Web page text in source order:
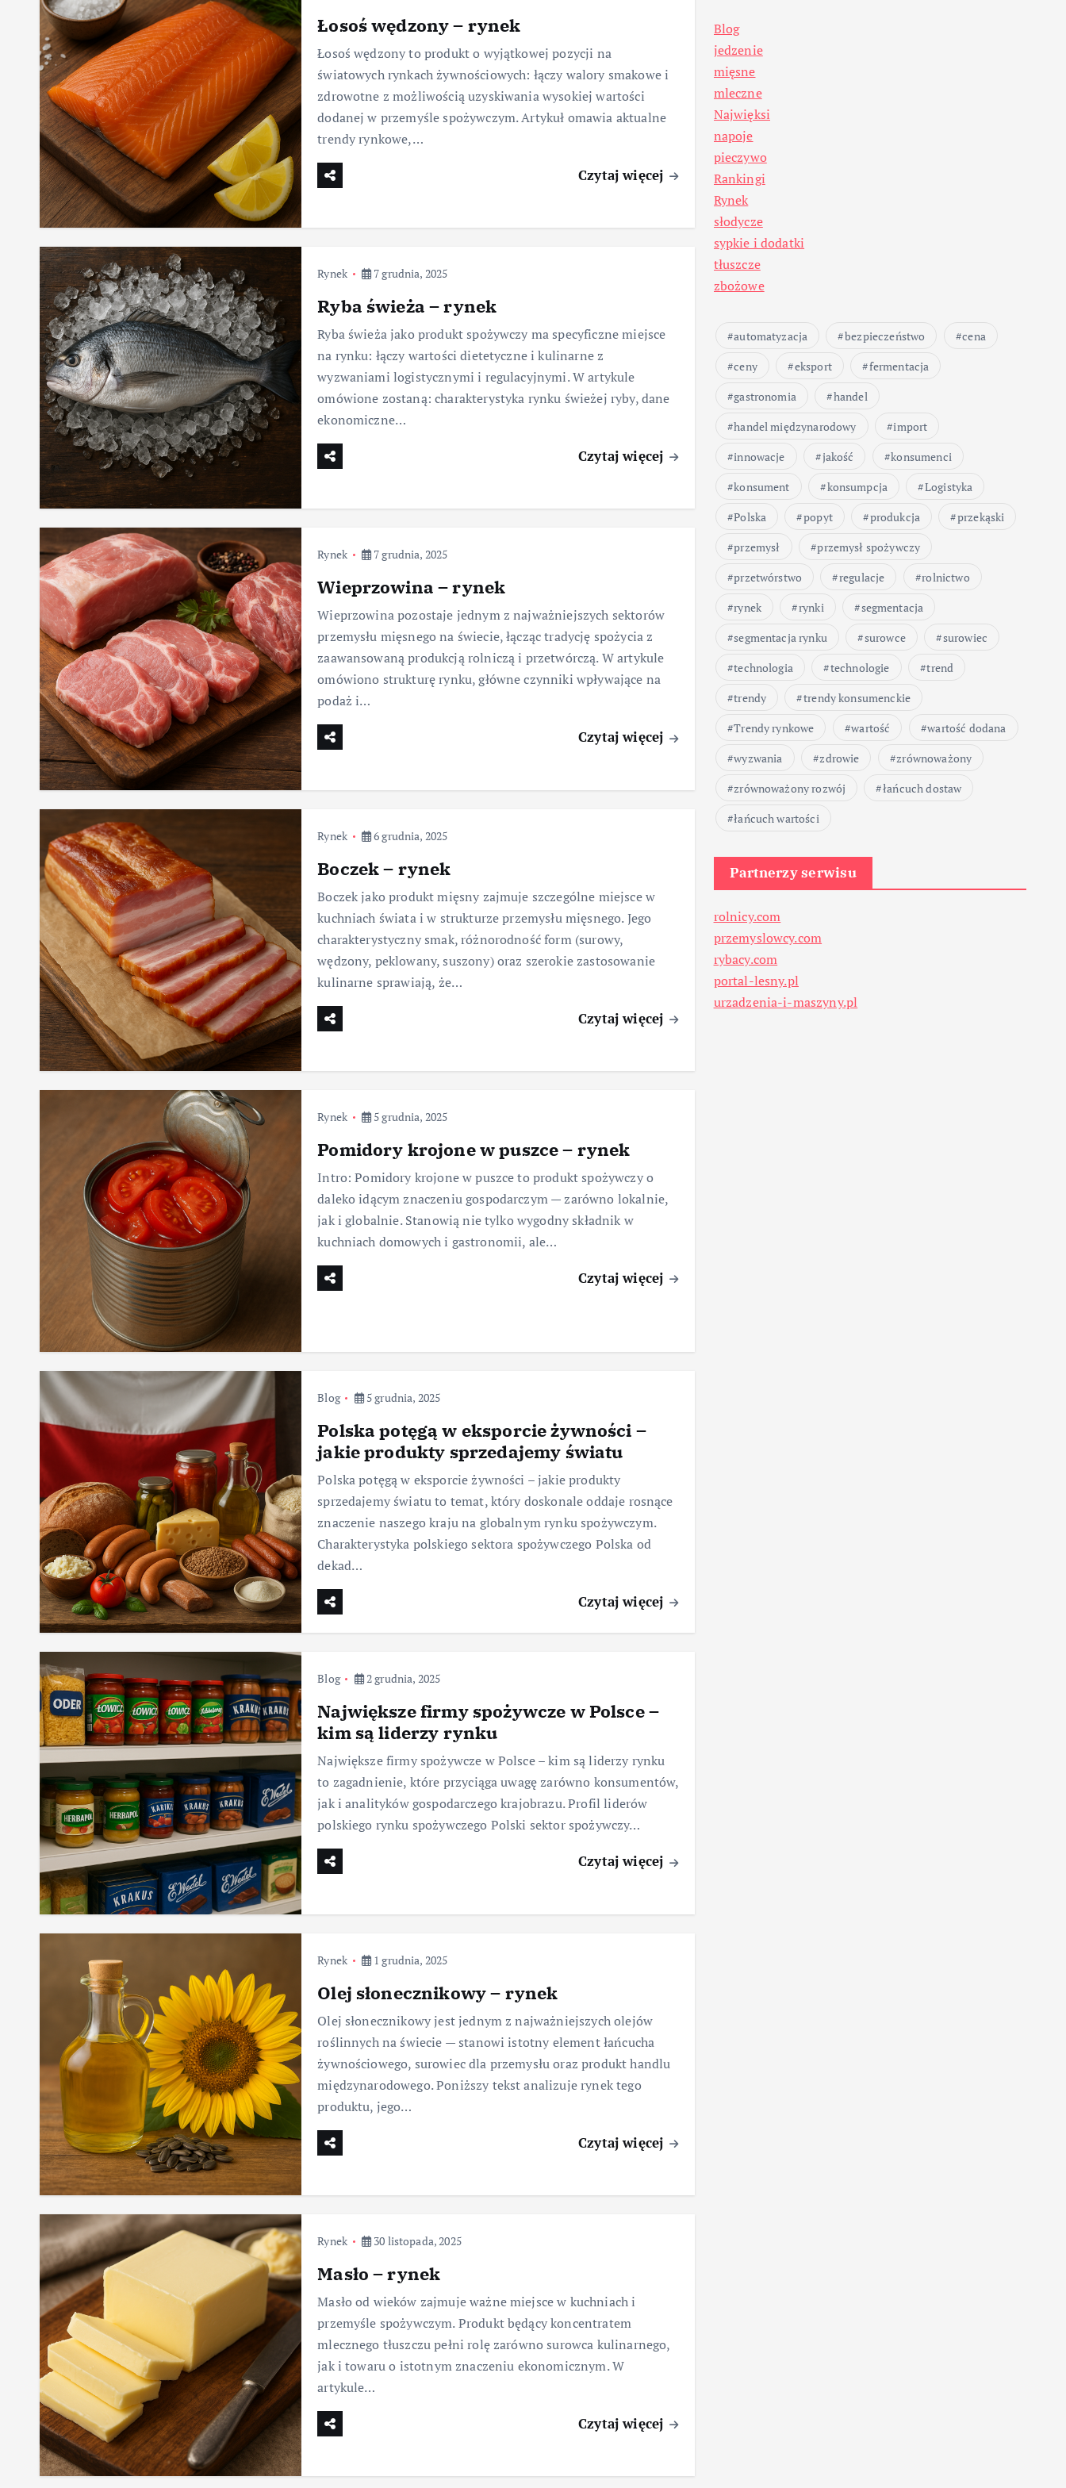
Łosoś wędzony – rynek
Łosoś wędzony to produkt o wyjątkowej pozycji na
światowych rynkach żywnościowych: łączy walory smakowe i
zdrowotne z możliwością uzyskiwania wysokiej wartości
dodanej w przemyśle spożywczym. Artykuł omawia aktualne
trendy rynkowe,…
Czytaj więcej
Rynek 7 grudnia, 2025
Ryba świeża – rynek
Ryba świeża jako produkt spożywczy ma specyficzne miejsce
na rynku: łączy wartości dietetyczne i kulinarne z
wyzwaniami logistycznymi i regulacyjnymi. W artykule
omówione zostaną: charakterystyka rynku świeżej ryby, dane
ekonomiczne…
Czytaj więcej
Rynek 7 grudnia, 2025
Wieprzowina – rynek
Wieprzowina pozostaje jednym z najważniejszych sektorów
przemysłu mięsnego na świecie, łącząc tradycję spożycia z
zaawansowaną produkcją rolniczą i przetwórczą. W artykule
omówiono strukturę rynku, główne czynniki wpływające na
podaż i…
Czytaj więcej
Rynek 6 grudnia, 2025
Boczek – rynek
Boczek jako produkt mięsny zajmuje szczególne miejsce w
kuchniach świata i w strukturze przemysłu mięsnego. Jego
charakterystyczny smak, różnorodność form (surowy,
wędzony, peklowany, suszony) oraz szerokie zastosowanie
kulinarne sprawiają, że…
Czytaj więcej
Rynek 5 grudnia, 2025
Pomidory krojone w puszce – rynek
Intro: Pomidory krojone w puszce to produkt spożywczy o
daleko idącym znaczeniu gospodarczym — zarówno lokalnie,
jak i globalnie. Stanowią nie tylko wygodny składnik w
kuchniach domowych i gastronomii, ale…
Czytaj więcej
Blog 5 grudnia, 2025
Polska potęgą w eksporcie żywności –
jakie produkty sprzedajemy światu
Polska potęgą w eksporcie żywności – jakie produkty
sprzedajemy światu to temat, który doskonale oddaje rosnące
znaczenie naszego kraju na globalnym rynku spożywczym.
Charakterystyka polskiego sektora spożywczego Polska od
dekad…
Czytaj więcej
Blog 2 grudnia, 2025
Największe firmy spożywcze w Polsce –
kim są liderzy rynku
Największe firmy spożywcze w Polsce – kim są liderzy rynku
to zagadnienie, które przyciąga uwagę zarówno konsumentów,
jak i analityków gospodarczego krajobrazu. Profil liderów
polskiego rynku spożywczego Polski sektor spożywczy…
Czytaj więcej
Rynek 1 grudnia, 2025
Olej słonecznikowy – rynek
Olej słonecznikowy jest jednym z najważniejszych olejów
roślinnych na świecie — stanowi istotny element łańcucha
żywnościowego, surowiec dla przemysłu oraz produkt handlu
międzynarodowego. Poniższy tekst analizuje rynek tego
produktu, jego…
Czytaj więcej
Rynek 30 listopada, 2025
Masło – rynek
Masło od wieków zajmuje ważne miejsce w kuchniach i
przemyśle spożywczym. Produkt będący koncentratem
mlecznego tłuszczu pełni rolę zarówno surowca kulinarnego,
jak i towaru o istotnym znaczeniu ekonomicznym. W
artykule…
Czytaj więcej
Blog
jedzenie
mięsne
mleczne
Najwięksi
napoje
pieczywo
Rankingi
Rynek
słodycze
sypkie i dodatki
tłuszcze
zbożowe
automatyzacja bezpieczeństwo
cena
ceny
eksport
fermentacja
gastronomia
handel
handel międzynarodowy
import
innowacje
jakość
konsumenci
konsument
konsumpcja
Logistyka
Polska
popyt produkcja
przekąski
przemysł
przemysł spożywczy
przetwórstwo
regulacje
rolnictwo
rynek
rynki
segmentacja
segmentacja rynku
surowce
surowiec
technologia
technologie
trend
trendy
trendy konsumenckie
Trendy rynkowe
wartość
wartość dodana
wyzwania
zdrowie
zrównoważony
zrównoważony rozwój
łańcuch dostaw
łańcuch wartości
Partnerzy serwisu
rolnicy.com
przemyslowcy.com
rybacy.com
portal-lesny.pl
urzadzenia-i-maszyny.pl